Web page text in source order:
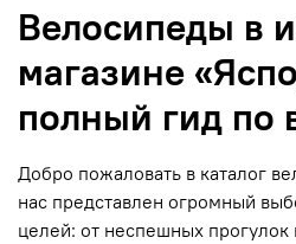
Велосипеды в
магазине
полный гид по
Добро пожаловать в каталог
нас представлен огромный
целей: от неспешных прогулок